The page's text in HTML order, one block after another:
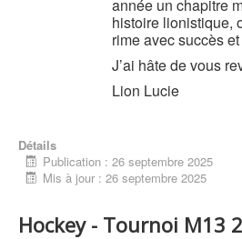
année un chapitre
histoire lionistique,
rime avec succès
J’ai hâte de vous
Lion Lucie
Détails
Publication : 26 septembre 2025
Mis à jour : 26 septembre 2025
Hockey - Tournoi M13